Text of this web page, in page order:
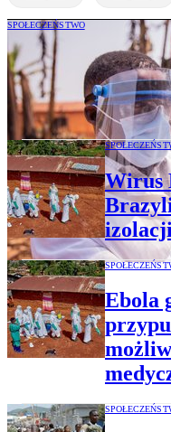
SPOŁECZEŃSTWO
WHO: Coraz
zakażenia ebolą
Republice Konga
Wirus
Ebola